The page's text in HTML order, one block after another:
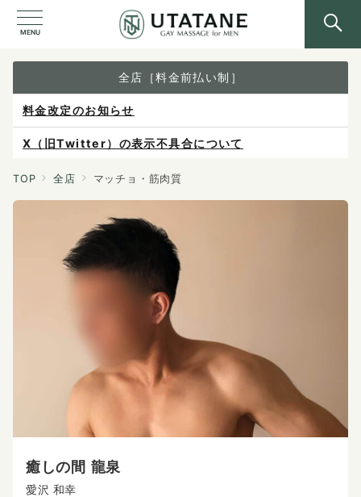
MENU
全店［料金前払い制］
X（旧Twitter）の表示不具合について
ご予約は各店へ直接お問い合わせください。
料金は当日施術前にお支払いください。
料金改定のお知らせ
TOP 全店 マッチョ・筋肉質
癒しの間 龍泉
愛沢 和幸